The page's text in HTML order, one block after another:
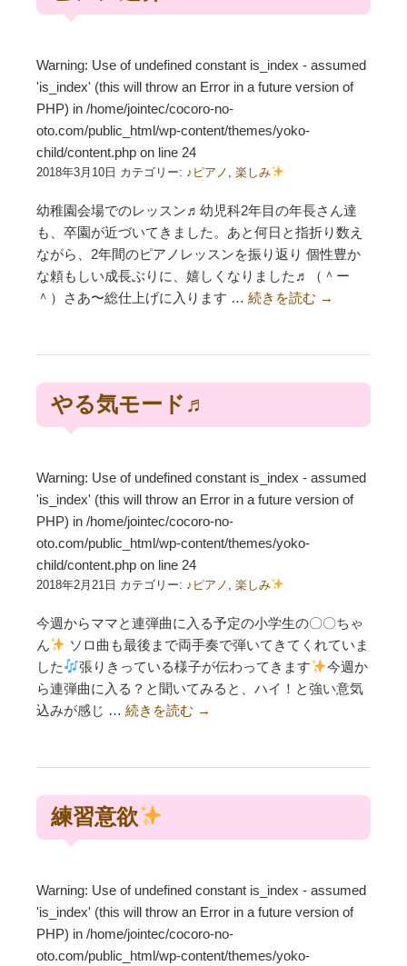
Warning: Use of undefined constant is_index - assumed
'is_index' (this will throw an Error in a future version of
PHP) in /home/jointec/cocoro-no-
oto.com/public_html/wp-content/themes/yoko-
child/content.php on line 24
2018年3月10日 カテゴリー: ♪ピアノ , 楽しみ
幼稚園会場でのレッスン♬幼児科2年目の年長さん達
も、卒園が近づいてきました。あと何日と指折り数え
ながら、2年間のピアノレッスンを振り返り 個性豊か
な頼もしい成長ぶりに、嬉しくなりました♬（＾ー
＾）さあ〜総仕上げに入ります … 続きを読む →
やる気モード♬
Warning: Use of undefined constant is_index - assumed
'is_index' (this will throw an Error in a future version of
PHP) in /home/jointec/cocoro-no-
oto.com/public_html/wp-content/themes/yoko-
child/content.php on line 24
2018年2月21日 カテゴリー: ♪ピアノ , 楽しみ
今週からママと連弾曲に入る予定の小学生の〇〇ちゃ
ん
ソロ曲も最後まで両手奏で弾いてきてくれていま
した
張りきっている様子が伝わってきます
今週か
ら連弾曲に入る？と聞いてみると、ハイ！と強い意気
込みが感じ … 続きを読む →
練習意欲
Warning: Use of undefined constant is_index - assumed
'is_index' (this will throw an Error in a future version of
PHP) in /home/jointec/cocoro-no-
oto.com/public_html/wp-content/themes/yoko-